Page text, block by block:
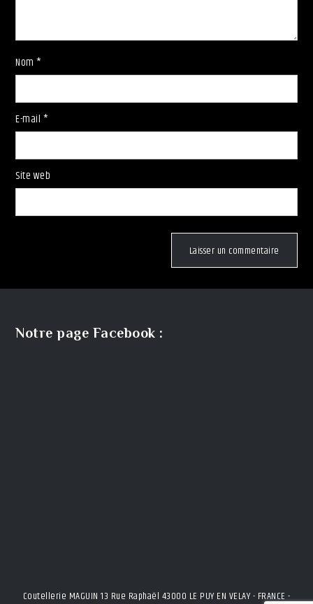
Nom*
E-mail *
Site web
Notre page Facebook :
Coutellerie MAGUIN 13 Rue Raphaël 43000 LE PUY EN VELAY - FRANCE -